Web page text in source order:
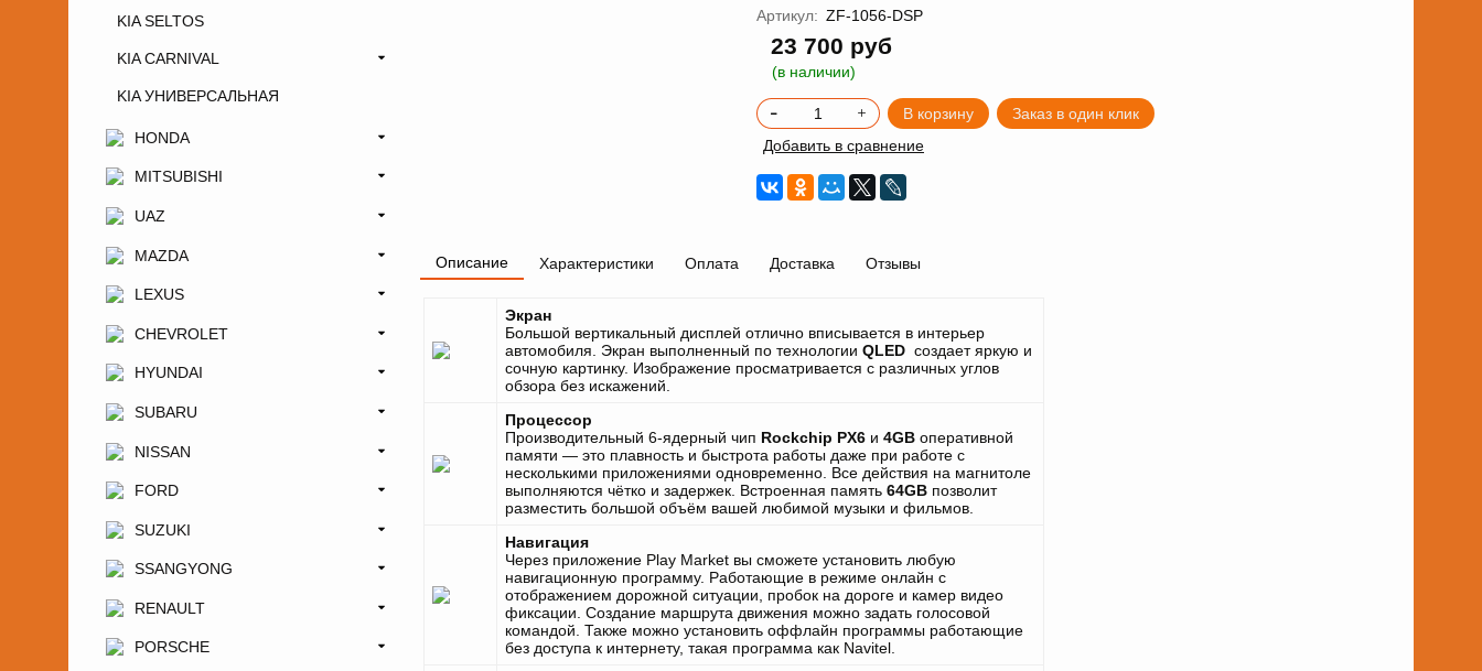
Артикул: ZF-1056-DSP
23 700 руб
(в наличии)
В корзину
Заказ в один клик
Добавить в сравнение
Описание
Экран
Большой вертикальный дисплей отлично вписывается в интерьер
автомобиля. Экран выполненный по технологии QLED создает яркую и
сочную картинку. Изображение просматривается с различных углов
обзора без искажений.
Процессор
Производительный 6-ядерный чип Rockchip PX6 и 4GB оперативной
памяти — это плавность и быстрота работы даже при работе с
несколькими приложениями одновременно. Все действия на магнитоле
выполняются чётко и задержек. Встроенная память 64GB позволит
разместить большой объём вашей любимой музыки и фильмов.
Навигация
Через приложение Play Market вы сможете установить любую
навигационную программу. Работающие в режиме онлайн с
отображением дорожной ситуации, пробок на дороге и камер видео
фиксации . Создание маршрута движения можно задать голосовой
командой. Также можно установить оффлайн программы работающие
без доступа к интернету, такая программа как Navitel
Характеристики Оплата Доставка Отзывы
KIA SELTOS
KIA CARNIVAL
KIA УНИВЕРСАЛЬНАЯ
HONDA
MITSUBISHI
UAZ
MAZDA
LEXUS
CHEVROLET
HYUNDAI
SUBARU
NISSAN
FORD
SUZUKI
SSANGYONG
RENAULT
PORSCHE